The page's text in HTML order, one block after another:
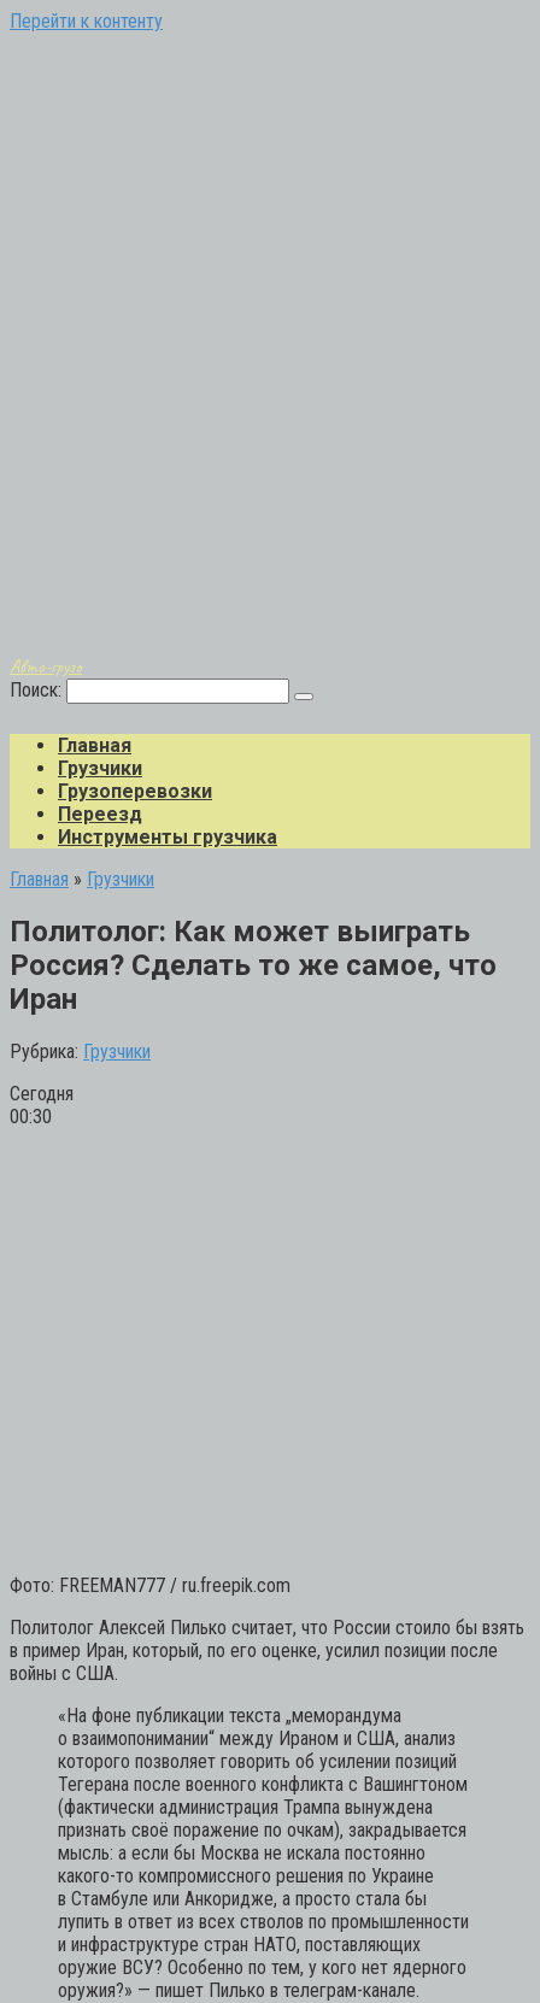
Перейти к контенту
Авто-грузо
Поиск:
Главная
Грузчики
Грузоперевозки
Переезд
Инструменты грузчика
Главная » Грузчики
Политолог: Как может выиграть
Россия? Сделать то же самое, что
Иран
Рубрика: Грузчики
Сегодня
00:30
Фото: FREEMAN777 / ru.freepik.com
Политолог Алексей Пилько считает, что России стоило бы взять
в пример Иран, который, по его оценке, усилил позиции после
войны с США.
«На фоне публикации текста „меморандума
о взаимопонимании“ между Ираном и США, анализ
которого позволяет говорить об усилении позиций
Тегерана после военного конфликта с Вашингтоном
(фактически администрация Трампа вынуждена
признать своё поражение по очкам), закрадывается
мысль: а если бы Москва не искала постоянно
какого-то компромиссного решения по Украине
в Стамбуле или Анкоридже, а просто стала бы
лупить в ответ из всех стволов по промышленности
и инфраструктуре стран НАТО, поставляющих
оружие ВСУ? Особенно по тем, у кого нет ядерного
оружия?» — пишет Пилько в телеграм-канале.